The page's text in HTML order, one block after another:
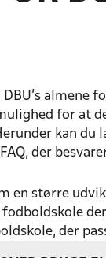
almene
for at
kan
der
en større
der